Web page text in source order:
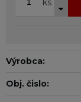
ks
Výrobca:
Obj. čislo: